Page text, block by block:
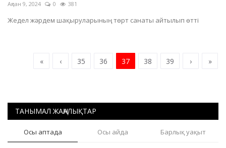
Ақпан 9, 2024 0 381
Жедел жәрдем шақыруларының төрт санаты айтылып өтті
« ‹ 35 36 37 38 39 › »
ТАНЫМАЛ ЖАҢАЛЫҚТАР
Осы аптада Осы айда Барлық уақыт